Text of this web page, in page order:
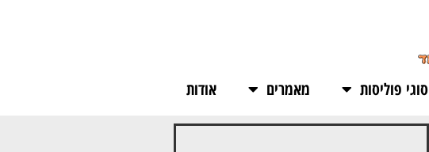
סוגי פוליסות מאמרים אודות